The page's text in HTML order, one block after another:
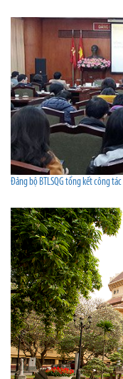
Đảng bộ BTLSQG tổng kết công